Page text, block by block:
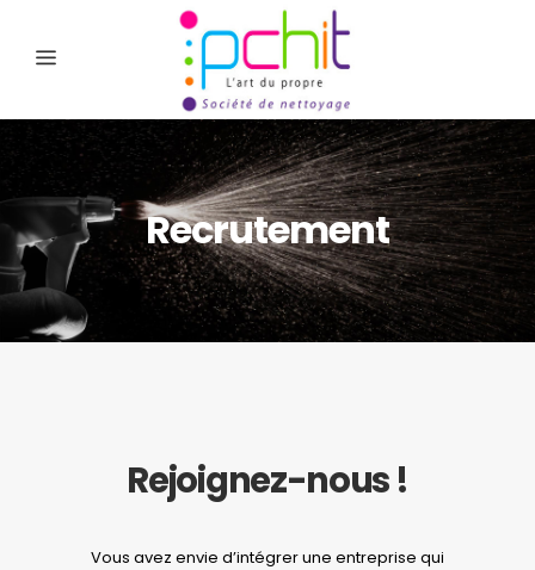
Recrutement
Rejoignez-nous !
Vous avez envie d’intégrer une entreprise qui